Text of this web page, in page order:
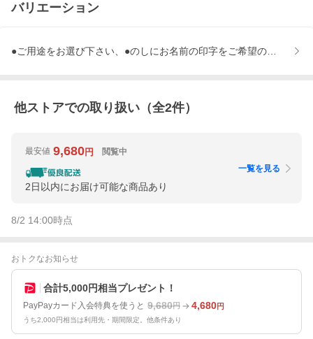
バリエーション
●ご用途をお選び下さい、●のしにお名前の印字をご希望の場合
他ストアでの取り扱い（全2件）
最安値 9,680円 閲覧中
2日以内にお届け可能な商品あり
一覧を見る
8/2 14:00時点
おトクなお知らせ
合計5,000円相当プレゼント！
PayPayカード入会特典を使うと 9,680円 4,680円
うち2,000円相当は利用先・期間限定。他条件あり